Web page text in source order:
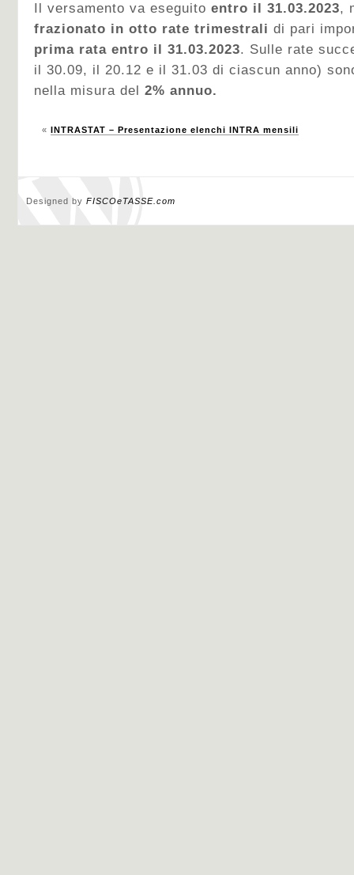
Il versamento va eseguito entro il 31.03.2023,
frazionato in otto rate trimestrali di pari
prima rata entro il 31.03.2023. Sulle rate
il 30.09, il 20.12 e il 31.03 di ciascun anno)
nella misura del 2% annuo.
« INTRASTAT – Presentazione elenchi INTRA mensili
Designed by FISCOeTASSE.com